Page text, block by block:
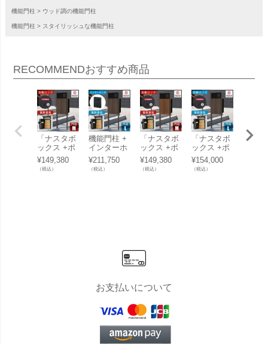
機能門柱 ウッド調の機能門柱
機能門柱 スタイリッシュな機能門柱
RECOMMENDおすすめ商品
「ナスタボ
ックス +ポ
スト Mサイ
ズ 門柱 ユ
ニット [ ウ
¥149,380
（税込）
機能門柱 +
インターホ
ンセット
「ナスタボ
ックス +ポ
¥211,750
（税込）
「ナスタボ
ックス +ポ
スト Mサイ
ズ 門柱 ユ
ニット [ M
¥149,380
（税込）
「ナスタボ
ックス +ポ
スト Lサイ
ズ 門柱 ユ
ニット [ ウ
¥154,000
（税込）
機能
お支払いについて